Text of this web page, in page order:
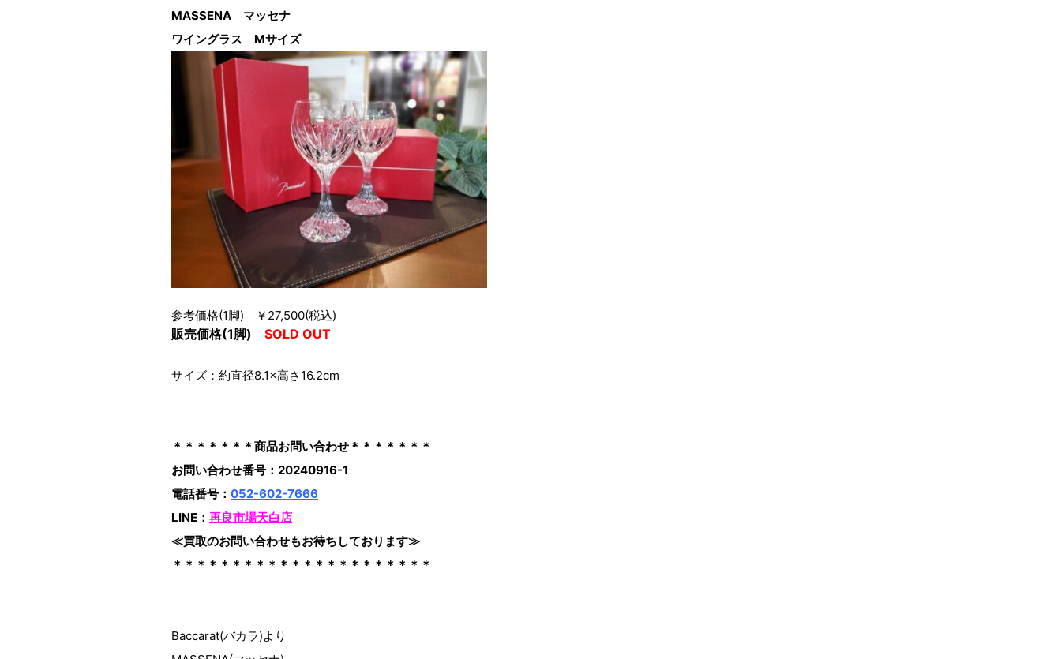
MASSENA マッセナ
ワイングラス Mサイズ
参考価格(1脚) ￥27,500(税込)
販売価格(1脚) SOLD OUT
サイズ：約直径8.1×高さ16.2cm
＊＊＊＊＊＊＊商品お問い合わせ＊＊＊＊＊＊＊
お問い合わせ番号：20240916-1
電話番号： 052-602-7666
LINE： 再良市場天白店
≪買取のお問い合わせもお待ちしております≫
＊＊＊＊＊＊＊＊＊＊＊＊＊＊＊＊＊＊＊＊＊＊
Baccarat(バカラ)より